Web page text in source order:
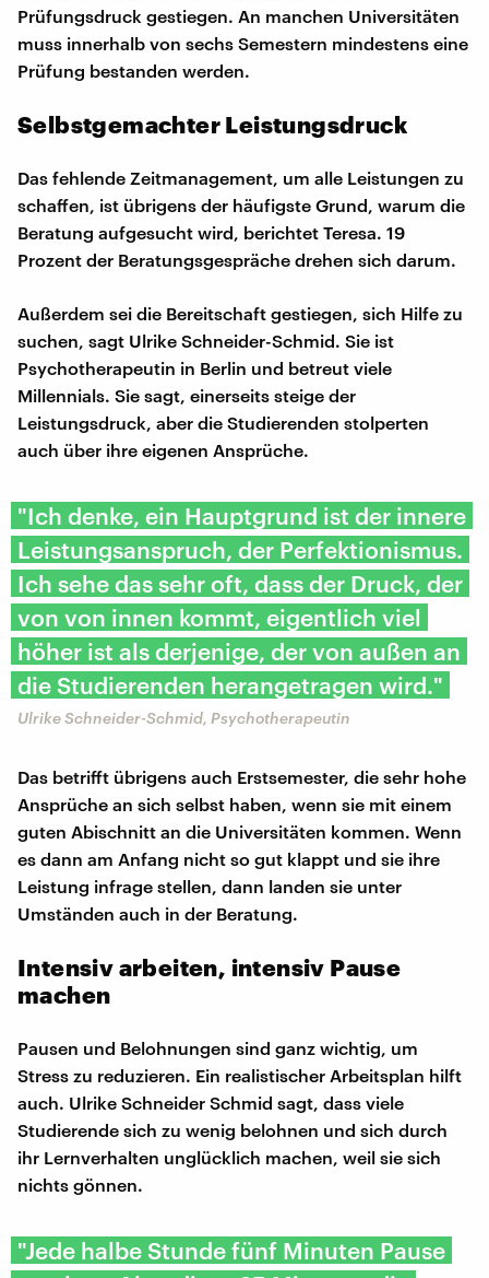
Prüfungsdruck gestiegen. An manchen Universitäten
muss innerhalb von sechs Semestern mindestens eine
Prüfung bestanden werden.
Selbstgemachter Leistungsdruck
Das fehlende Zeitmanagement, um alle Leistungen zu
schaffen, ist übrigens der häufigste Grund, warum die
Beratung aufgesucht wird, berichtet Teresa. 19
Prozent der Beratungsgespräche drehen sich darum.
Außerdem sei die Bereitschaft gestiegen, sich Hilfe zu
suchen, sagt Ulrike Schneider-Schmid. Sie ist
Psychotherapeutin in Berlin und betreut viele
Millennials. Sie sagt, einerseits steige der
Leistungsdruck, aber die Studierenden stolperten
auch über ihre eigenen Ansprüche.
"Ich denke, ein Hauptgrund ist der innere
Leistungsanspruch, der Perfektionismus.
Ich sehe das sehr oft, dass der Druck, der
von von innen kommt, eigentlich viel
höher ist als derjenige, der von außen an
die Studierenden herangetragen wird."
Ulrike Schneider-Schmid, Psychotherapeutin
Das betrifft übrigens auch Erstsemester, die sehr hohe
Ansprüche an sich selbst haben, wenn sie mit einem
guten Abischnitt an die Universitäten kommen. Wenn
es dann am Anfang nicht so gut klappt und sie ihre
Leistung infrage stellen, dann landen sie unter
Umständen auch in der Beratung.
Intensiv arbeiten, intensiv Pause
machen
Pausen und Belohnungen sind ganz wichtig, um
Stress zu reduzieren. Ein realistischer Arbeitsplan hilft
auch. Ulrike Schneider Schmid sagt, dass viele
Studierende sich zu wenig belohnen und sich durch
ihr Lernverhalten unglücklich machen, weil sie sich
nichts gönnen.
"Jede halbe Stunde fünf Minuten Pause